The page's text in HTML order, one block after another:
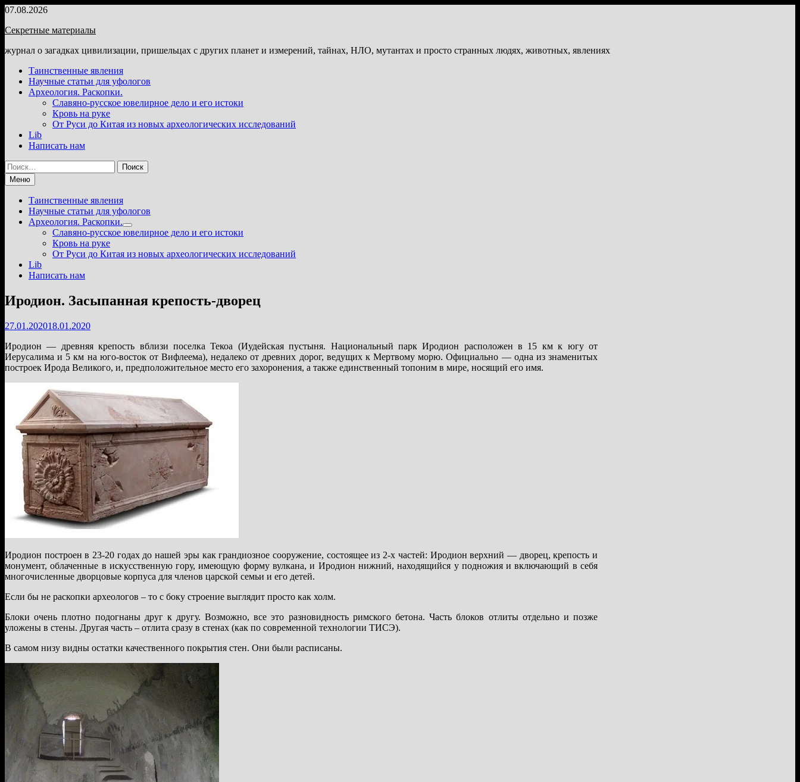
Перейти
содержимому
07.08.2026
Секретные материалы
журнал о загадках цивилизации, пришельцах с других планет и измерений, тайнах, НЛО, мутантах и просто странных людях, животных, явлениях
Таинственные явления
Научные статьи для уфологов
Археология. Раскопки.
Славяно-русское ювелирное дело и его истоки
Кровь на руке
От Руси до Китая из новых археологических исследований
Lib
Написать нам
Найти:
Меню
Таинственные явления
Научные статьи для уфологов
Археология. Раскопки.
Показать
подменю
Славяно-русское ювелирное дело и его истоки
Кровь на руке
От Руси до Китая из новых археологических исследований
Lib
Написать нам
Иродион. Засыпанная крепость-дворец
27.01.202018.01.2020
Иродион — древняя крепость вблизи поселка Текоа (Иудейская пустыня. Национальный парк Иродион расположен в 15 км к югу от
Иерусалима и 5 км на юго-восток от Вифлеема), недалеко от древних дорог, ведущих к Мертвому морю. Официально — одна из знаменитых
построек Ирода Великого, и, предположительное место его захоронения, а также единственный топоним в мире, носящий его имя.
Иродион построен в 23-20 годах до нашей эры как грандиозное сооружение, состоящее из 2-х частей: Иродион верхний — дворец, крепость и
монумент, облаченные в искусственную гору, имеющую форму вулкана, и Иродион нижний, находящийся у подножия и включающий в себя
многочисленные дворцовые корпуса для членов царской семьи и его детей.
Если бы не раскопки археологов – то с боку строение выглядит просто как холм.
Блоки очень плотно подогнаны друг к другу. Возможно, все это разновидность римского бетона. Часть блоков отлиты отдельно и позже
уложены в стены. Другая часть – отлита сразу в стенах (как по современной технологии ТИСЭ).
В самом низу видны остатки качественного покрытия стен. Они были расписаны.